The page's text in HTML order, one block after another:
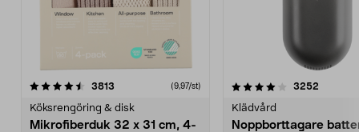
3813 (9,97/st)
Köksrengöring & disk
Mikrofiberduk 32 x 31 cm, 4-
4.0av 5 stjärnor 3252
Klädvård
Noppborttagare
4.5av 5 stjärnor